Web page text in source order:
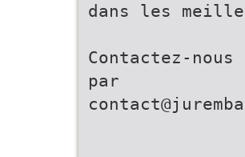
dans les
Contactez-
par